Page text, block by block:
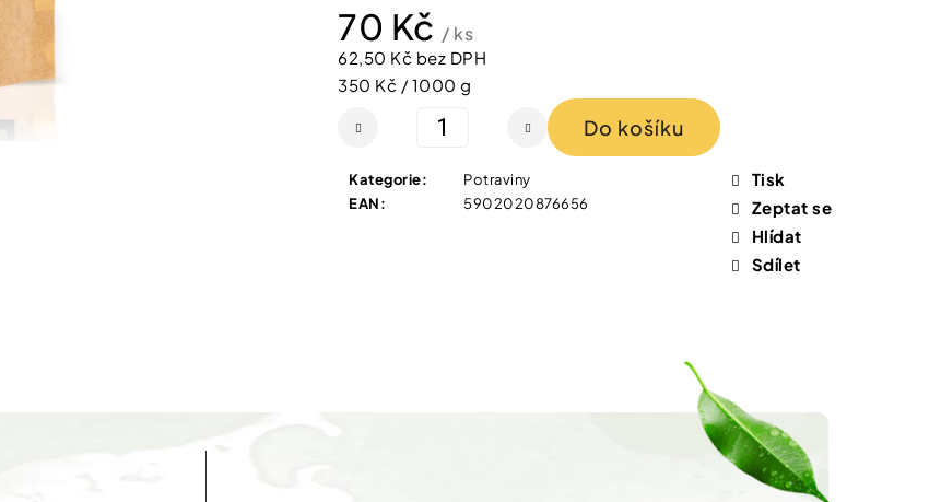
70 Kč / ks
62,50 Kč bez DPH
Měrná
350 Kč / 1000 g
Do košíku
Kategorie:
Potraviny
EAN: 5902020876656
Tisk
Zeptat se
Hlídat
Sdílet